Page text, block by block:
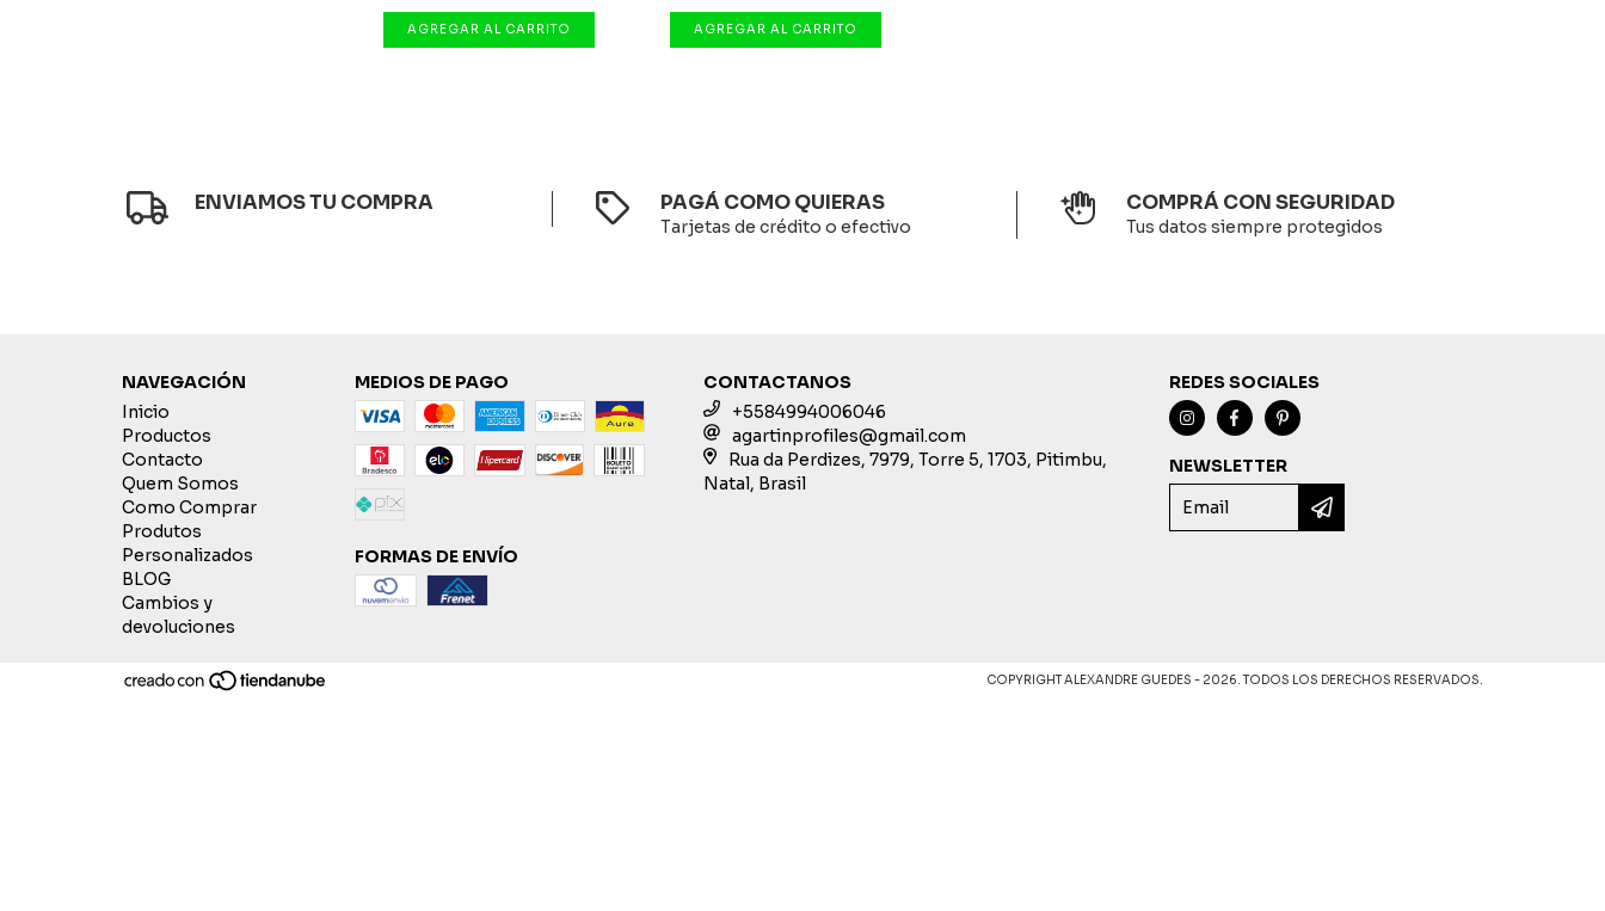
ENVIAMOS TU COMPRA PAGÁ COMO QUIERAS
Tarjetas de crédito o efectivo
COMPRÁ CON SEGURIDAD
Tus datos siempre protegidos
NAVEGACIÓN
Inicio
Productos
Contacto
Quem Somos
Como Comprar
Produtos
Personalizados
BLOG
Cambios y
devoluciones
MEDIOS DE PAGO
FORMAS DE ENVÍO
CONTACTANOS
+5584994006046
agartinprofiles@gmail.com
Rua da Perdizes, 7979, Torre 5, 1703, Pitimbu,
Natal, Brasil
REDES SOCIALES
NEWSLETTER
COPYRIGHT ALEXANDRE GUEDES - 2026. TODOS LOS DERECHOS RESERVADOS.